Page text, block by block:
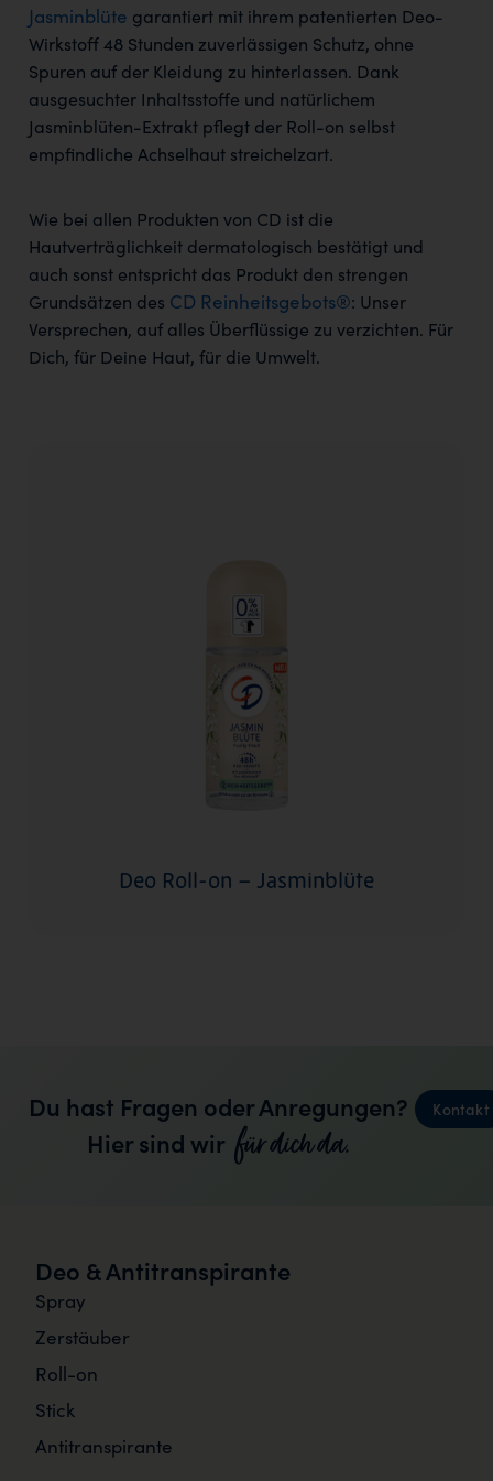
Jasminblüte garantiert mit ihrem patentierten Deo-
Wirkstoff 48 Stunden zuverlässigen Schutz, ohne
Spuren auf der Kleidung zu hinterlassen. Dank
ausgesuchter Inhaltsstoffe und natürlichem
Jasminblüten-Extrakt pflegt der Roll-on selbst
empfindliche Achselhaut streichelzart.
Wie bei allen Produkten von CD ist die
Hautverträglichkeit dermatologisch bestätigt und
auch sonst entspricht das Produkt den strengen
Grundsätzen des CD Reinheitsgebots®: Unser
Versprechen, auf alles Überflüssige zu verzichten. Für
Dich, für Deine Haut, für die Umwelt.
Deo Roll-on – Jasminblüte
Du hast Fragen oder Anregungen?
Hier sind wir für dich da.
Kontakt
Deo & Antitranspirante
Spray
Zerstäuber
Roll-on
Stick
Antitranspirante